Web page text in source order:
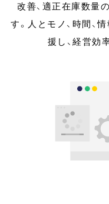
改善、適正在庫数量
す。 人とモノ、時間、
援し、経営効